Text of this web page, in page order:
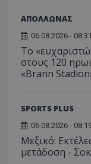
ΑΠΟΛΛΩΝΑΣ
06.08.2026 - 08:31
Το
στους 120
«Brann
SPORTS PLUS
06.08.2026 -
Μεξικό:
μετάδοση -